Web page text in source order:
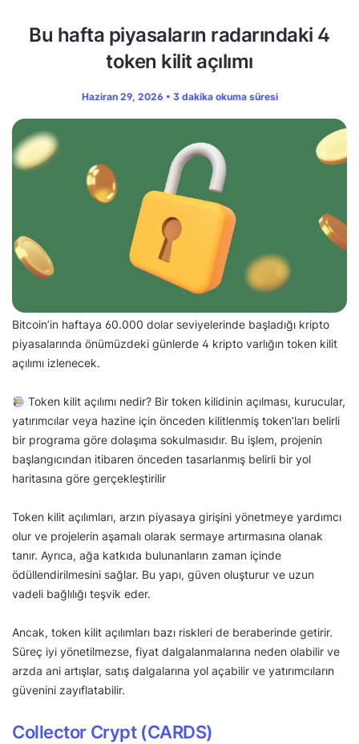
Bu hafta piyasaların radarındaki 4
token kilit açılımı
Haziran 29, 2026 • 3 dakika okuma süresi
Bitcoin’in haftaya 60.000 dolar seviyelerinde başladığı kripto
piyasalarında önümüzdeki günlerde 4 kripto varlığın token kilit
açılımı izlenecek.
Token kilit açılımı nedir? Bir token kilidinin açılması, kurucular,
yatırımcılar veya hazine için önceden kilitlenmiş token’ları belirli
bir programa göre dolaşıma sokulmasıdır. Bu işlem, projenin
başlangıcından itibaren önceden tasarlanmış belirli bir yol
haritasına göre gerçekleştirilir
Token kilit açılımları, arzın piyasaya girişini yönetmeye yardımcı
olur ve projelerin aşamalı olarak sermaye artırmasına olanak
tanır. Ayrıca, ağa katkıda bulunanların zaman içinde
ödüllendirilmesini sağlar. Bu yapı, güven oluşturur ve uzun
vadeli bağlılığı teşvik eder.
Ancak, token kilit açılımları bazı riskleri de beraberinde getirir.
Süreç iyi yönetilmezse, fiyat dalgalanmalarına neden olabilir ve
arzda ani artışlar, satış dalgalarına yol açabilir ve yatırımcıların
güvenini zayıflatabilir.
Collector Crypt (CARDS)